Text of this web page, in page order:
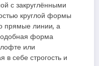
с закруглёнными
круглой формы
прямые линии, а
форма
или
в себе строгость и